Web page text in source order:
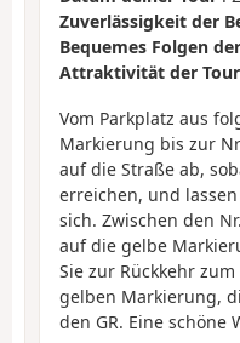
Zuverlässigkeit der
Bequemes Folgen
Attraktivität der Tour
Vom Parkplatz aus
Markierung bis zur
auf die Straße ab,
erreichen, und
sich. Zwischen den
auf die gelbe
Sie zur Rückkehr
gelben Markierung,
den GR. Eine schöne